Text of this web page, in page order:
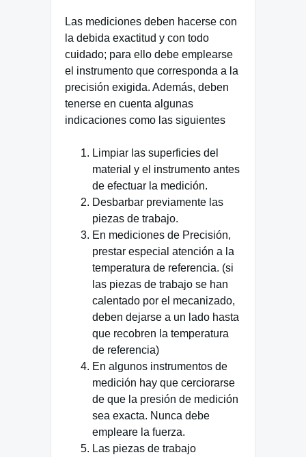
Las mediciones deben hacerse con
la debida exactitud y con todo
cuidado; para ello debe emplearse
el instrumento que corresponda a la
precisión exigida. Además, deben
tenerse en cuenta algunas
indicaciones como las siguientes
Limpiar las superficies del
material y el instrumento antes
de efectuar la medición.
Desbarbar previamente las
piezas de trabajo.
En mediciones de Precisión,
prestar especial atención a la
temperatura de referencia. (si
las piezas de trabajo se han
calentado por el mecanizado,
deben dejarse a un lado hasta
que recobren la temperatura
de referencia)
En algunos instrumentos de
medición hay que cerciorarse
de que la presión de medición
sea exacta. Nunca debe
empleare la fuerza.
Las piezas de trabajo